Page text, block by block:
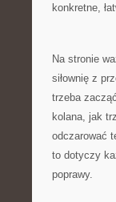
konkretne,
Na stronie
siłownię z
trzeba
kolana, jak
odczarować
to dotyczy
poprawy.